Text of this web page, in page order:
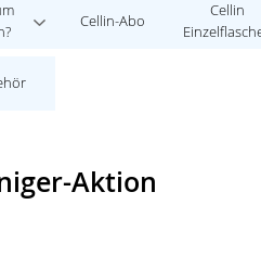
Cellin-Abo
Cellin
Aktion